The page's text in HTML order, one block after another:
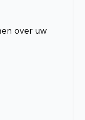
over uw